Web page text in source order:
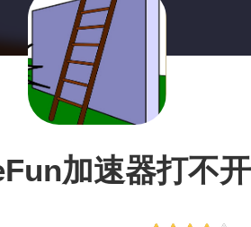
加速器打不开